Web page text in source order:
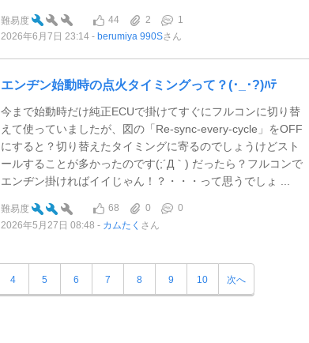
難易度 44 2
1
2026年6月7日 23:14
berumiya 990Sさん
エンヂン始動時の点火タイミングって？(･_･?)ﾊﾃ
今まで始動時だけ純正ECUで掛けてすぐにフルコンに切り替
えて使っていましたが、図の「Re-sync-every-cycle」をOFF
にすると？切り替えたタイミングに寄るのでしょうけどスト
ールすることが多かったのです(;´Д｀) だったら？フルコンで
エンヂン掛ければイイじゃん！？・・・って思うでしょ ...
難易度 68 0
0
2026年5月27日 08:48
カムたく さん
4 5 6 7 8 9 10 次へ